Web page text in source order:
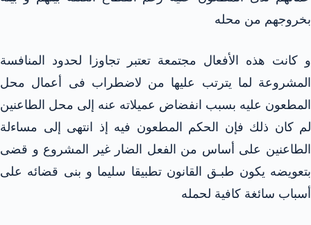
بخروجهم من محله
و كانت هذه الأفعال مجتمعة تعتبر تجاوزا لحدود المنافسة
المشروعة لما يترتب عليها من لاضطراب فى أعمال محل
المطعون عليه بسبب انفضاض عميلاته عنه إلى محل الطاعنين
لم كان ذلك فإن الحكم المطعون فيه إذ انتهى إلى مساءلة
الطاعنين على أساس من الفعل الضار غير المشروع و قضى
بتعويضه يكون طبـق القانون تطبيقا سليما و بنى قضائه على
أسباب سائغة كافية لحمله